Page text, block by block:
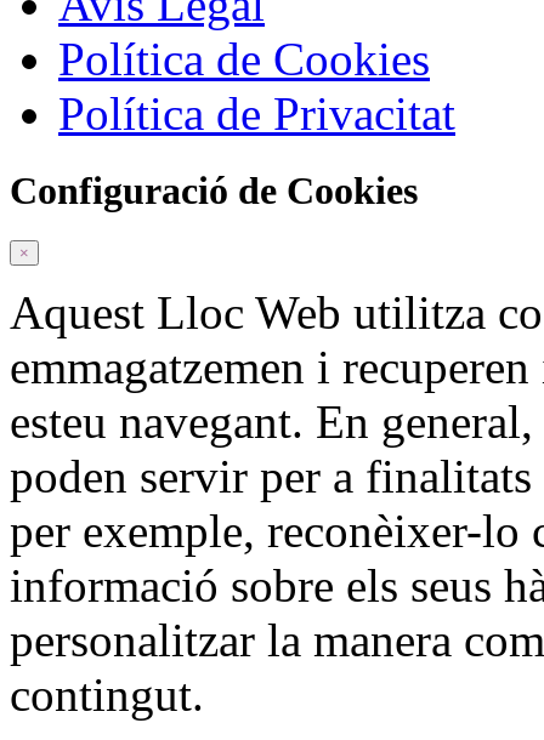
Política de Cookies
Política de Privacitat
Configuració de Cookies
×
Aquest Lloc Web utilitza
emmagatzemen i
esteu navegant. En
poden servir per a
per exemple, reconèixer-lo
informació sobre els seus
personalitzar la manera
contingut.